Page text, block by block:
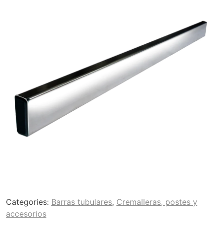
Categories: Barras tubulares, Cremalleras, postes y
accesorios